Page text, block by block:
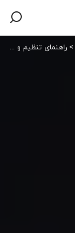
> راهنمای تنظیم و مدیریت فیلتر محتوا در SmarterMail​